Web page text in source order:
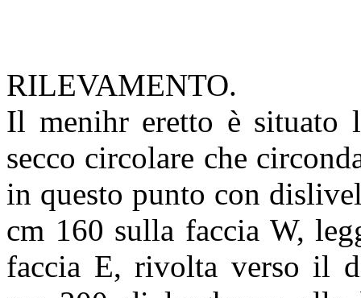
RILEVAMENTO.
Il menihr eretto è
secco circolare che
in questo punto con
cm 160 sulla faccia W,
faccia E, rivolta verso il